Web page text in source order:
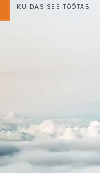
KUIDAS SEE TÖÖTAB